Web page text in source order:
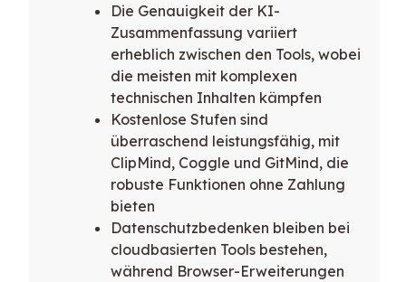
Die Genauigkeit der KI-
Zusammenfassung variiert
erheblich zwischen den Tools, wobei
die meisten mit komplexen
technischen Inhalten kämpfen
Kostenlose Stufen sind
überraschend leistungsfähig, mit
ClipMind, Coggle und GitMind, die
robuste Funktionen ohne Zahlung
bieten
Datenschutzbedenken bleiben bei
cloudbasierten Tools bestehen,
während Browser-Erweiterungen